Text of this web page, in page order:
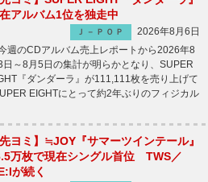
アルバム1位を独走中
Ｊ－ＰＯＰ
2026年8月6日
週のCDアルバム売上レポートから2026年8
日～8月5日の集計が明らかとなり、SUPER
『ダンダーラ』が111,111枚を売り上げて
EIGHTにとって約2年ぶりのフィジカル
先ヨミ】≒JOY『サマーツインテール』
万枚で現在シングル首位 TWS／
が続く